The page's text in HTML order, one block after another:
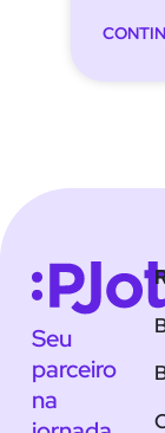
Seu
parceiro
na